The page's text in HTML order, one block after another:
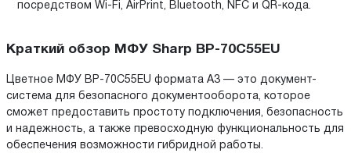
посредством Wi-Fi, AirPrint, Bluetooth, NFC и QR-кода.
Краткий обзор МФУ Sharp BP-70C55EU
Цветное МФУ BP-70C55EU формата A3 — это документ-
система для безопасного документооборота, которое
сможет предоставить простоту подключения, безопасность
и надежность, а также превосходную функциональность для
обеспечения возможности гибридной работы.